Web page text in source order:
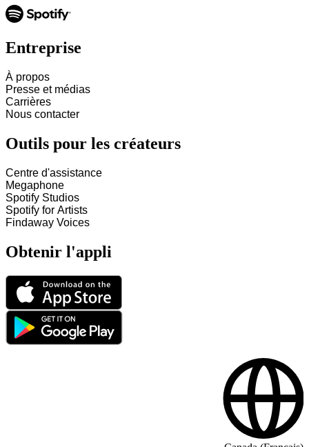
Entreprise
À propos
Presse et médias
Carrières
Nous contacter
Outils pour les créateurs
Centre d'assistance
Megaphone
Spotify Studios
Spotify for Artists
Findaway Voices
Obtenir l'appli